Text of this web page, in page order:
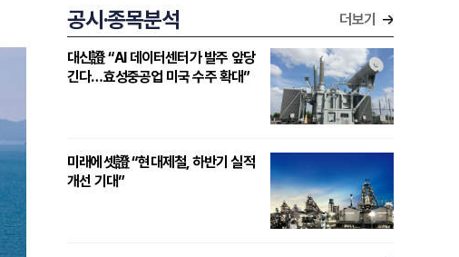
공시·종목분석 더보기
대신證 “AI 데이터센터가 발주 앞당
긴다…효성중공업 미국 수주 확대”
미래에셋證 “현대제철, 하반기 실적
개선 기대”